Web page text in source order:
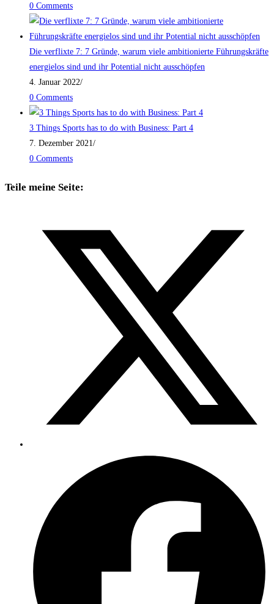
0 Comments
Die verflixte 7: 7 Gründe, warum viele ambitionierte Führungskräfte
energielos sind und ihr Potential nicht ausschöpfen
4. Januar 2022/
0 Comments
3 Things Sports has to do with Business: Part 4
7. Dezember 2021 /
0 Comments
Teile meine Seite: